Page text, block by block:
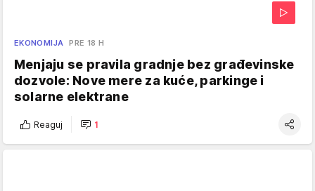
EKONOMIJA PRE 18 H
Menjaju se pravila gradnje bez građevinske
dozvole: Nove mere za kuće, parkinge i
solarne elektrane
Reaguj 1